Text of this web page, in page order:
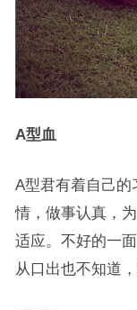
A型血
A型君有着自己的
情，做事认真，
适应。不好的一
从口出也不知道